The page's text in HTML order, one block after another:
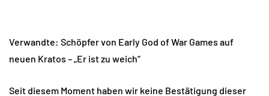
Verwandte: Schöpfer von Early God of War Games auf
neuen Kratos – „Er ist zu weich“
Seit diesem Moment haben wir keine Bestätigung dieser